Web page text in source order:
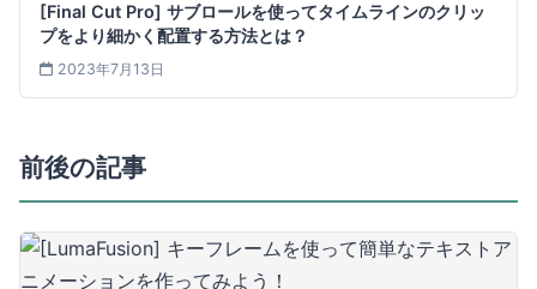
[Final Cut Pro] サブロールを使ってタイムラインのクリッ
プをより細かく配置する方法とは？
2023年7月13日
前後の記事